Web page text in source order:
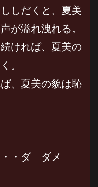
しだくと、夏美
が溢れ洩れる。
ければ、夏美の
。
、夏美の貌は恥
・ダ ダメ